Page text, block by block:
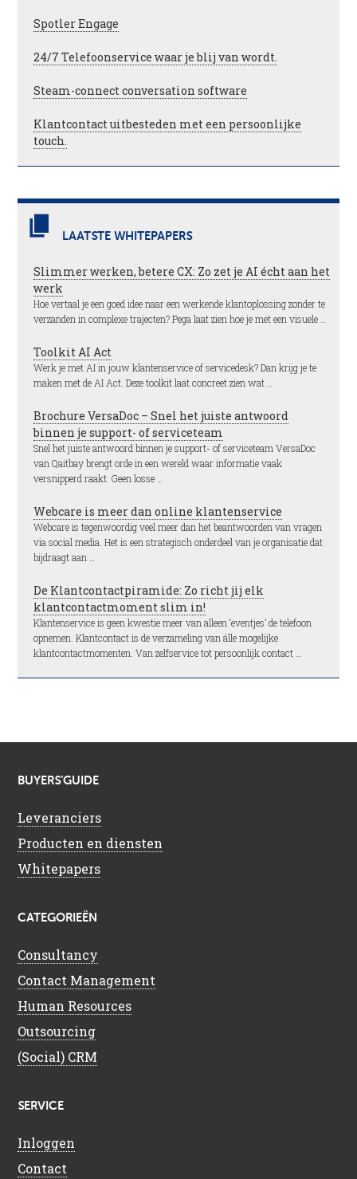
Spotler Engage
24/7 Telefoonservice waar je blij van wordt.
Steam-connect conversation software
Klantcontact uitbesteden met een persoonlijke
touch.
LAATSTE WHITEPAPERS
Slimmer werken, betere CX: Zo zet je AI écht aan het
werk
Hoe vertaal je een goed idee naar een werkende klantoplossing zonder te
verzanden in complexe trajecten? Pega laat zien hoe je met een visuele …
Toolkit AI Act
Werk je met AI in jouw klantenservice of servicedesk? Dan krijg je te
maken met de AI Act. Deze toolkit laat concreet zien wat …
Brochure VersaDoc – Snel het juiste antwoord
binnen je support- of serviceteam
Snel het juiste antwoord binnen je support- of serviceteam VersaDoc
van Qaitbay brengt orde in een wereld waar informatie vaak
versnipperd raakt. Geen losse …
Webcare is meer dan online klantenservice
Webcare is tegenwoordig veel meer dan het beantwoorden van vragen
via social media. Het is een strategisch onderdeel van je organisatie dat
bijdraagt aan …
De Klantcontactpiramide: Zo richt jij elk
klantcontactmoment slim in!
Klantenservice is geen kwestie meer van alleen ‘eventjes’ de telefoon
opnemen. Klantcontact is de verzameling van álle mogelijke
klantcontactmomenten. Van zelfservice tot persoonlijk contact …
BUYERS’GUIDE
Leveranciers
Producten en diensten
Whitepapers
CATEGORIEËN
Consultancy
Contact Management
Human Resources
Outsourcing
(Social) CRM
SERVICE
Inloggen
Contact